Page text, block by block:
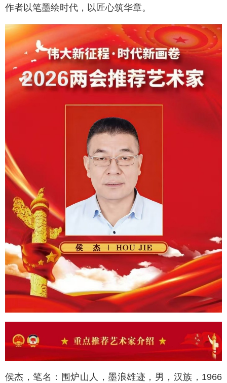
作者以笔墨绘时代，以匠心筑华章。
侯杰，笔名：围炉山人，墨浪雄迹，男，汉族，1966